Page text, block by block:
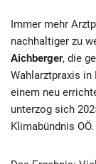
Immer mehr
nachhaltiger zu
Aichberger, die
Wahlarztpraxis in
einem neu
unterzog sich
Klimabündnis OÖ.